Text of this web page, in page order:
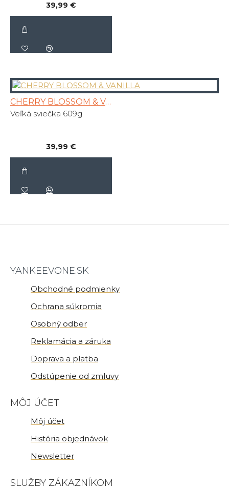
39,99 €
CHERRY BLOSSOM & VANILLA
Veľká sviečka 609g
39,99 €
YANKEEVONE.SK
Obchodné podmienky
Ochrana súkromia
Osobný odber
Reklamácia a záruka
Doprava a platba
Odstúpenie od zmluvy
MÔJ ÚČET
Môj účet
História objednávok
Newsletter
SLUŽBY ZÁKAZNÍKOM